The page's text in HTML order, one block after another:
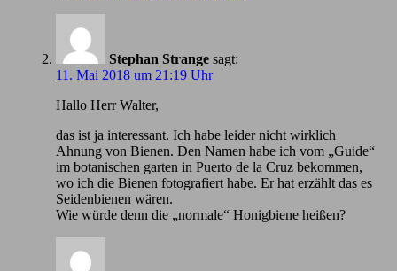
Stephan Strange sagt:
11. Mai 2018 um 21:19 Uhr
Hallo Herr Walter,
das ist ja interessant. Ich habe leider nicht wirklich
Ahnung von Bienen. Den Namen habe ich vom „Guide“
im botanischen garten in Puerto de la Cruz bekommen,
wo ich die Bienen fotografiert habe. Er hat erzählt das es
Seidenbienen wären.
Wie würde denn die „normale“ Honigbiene heißen?